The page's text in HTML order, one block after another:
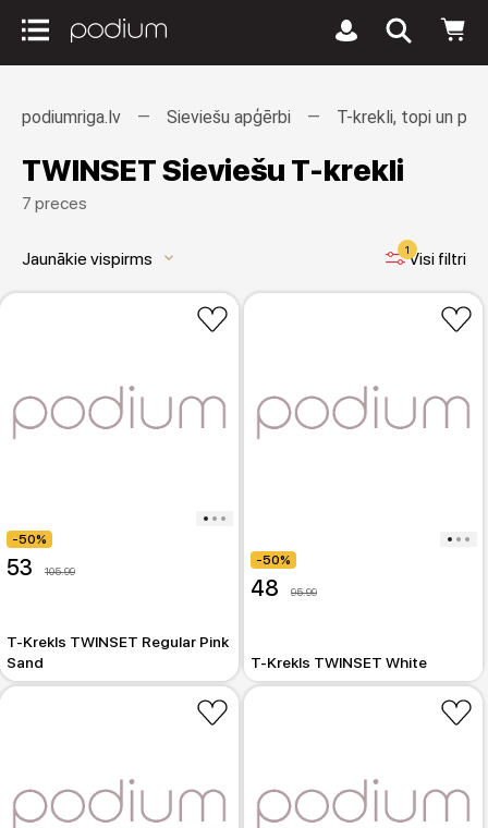
podiumriga.lv Sieviešu apģērbi T-krekli, topi un
TWINSET Sieviešu T-krekli
7 preces
Jaunākie vispirms keyboard_arrow_down 1Visi filtri
-50%
53 105.99
T-Krekls TWINSET Regular Pink
Sand
-50%
48 95.99
T-Krekls TWINSET White